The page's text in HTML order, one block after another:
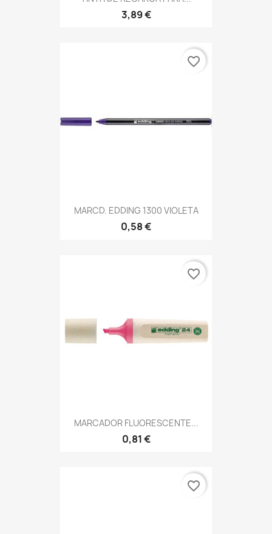
3,89 €
MARCD. EDDING 1300 VIOLETA
0,58 €
favorite_border
MARCADOR FLUORESCENTE...
0,81 €
favorite_border
favorite_border